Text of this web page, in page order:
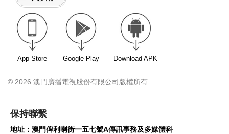
App Store Google Play Download APK
© 2026 澳門廣播電視股份有限公司版權所有
保持聯繫
地址：澳門俾利喇街一五七號A傳訊事務及多媒體科